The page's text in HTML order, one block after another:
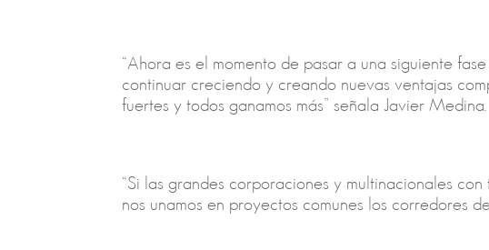
“Ahora es el momento de pasar a una siguiente
continuar creciendo y creando nuevas ventajas
fuertes y todos ganamos más” señala Javier Medina.
“Si las grandes corporaciones y multinacionales
nos unamos en proyectos comunes los corredores